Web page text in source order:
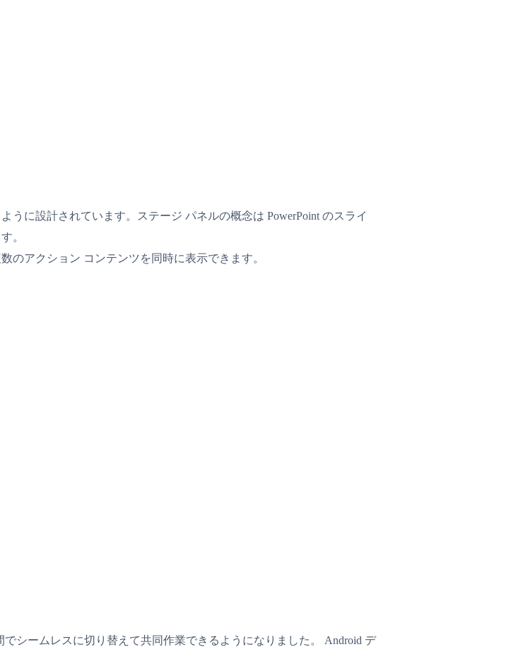
に設計されています。ステージ パネルの概念は PowerPoint のスライ
。
のアクション コンテンツを同時に表示できます。
シームレスに切り替えて共同作業できるようになりました。 Android デ